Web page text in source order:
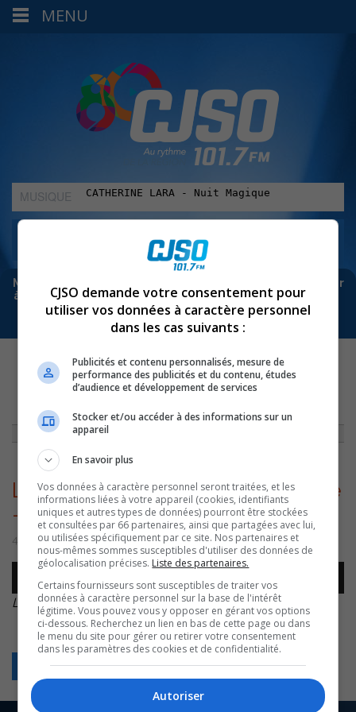
MUSIQUE
:
Meta bloque les infos sur Facebook. Pour ne rien manquer
à Sorel-Tracy et la région, abonne-toi à notre infolettre :
ACTUALITÉS»LE DÉBAT DES CANDIDATS À LA MAIRIE DE
COURNOYER – DÉBAT MAIRIE – 20221104
Laurent Cournoyer – Débat mairie
– 20221104
4 novembre 2022 | Par Sylvain Rochon
Lecteur
audio
Laurent Cournoyer – Débat mairie – 20221104.
Retour
MENU
CJSO demande votre consentement pour
utiliser vos données à caractère personnel
dans les cas suivants :
Publicités et contenu personnalisés, mesure de
performance des publicités et du contenu, études
d’audience et développement de services
Stocker et/ou accéder à des informations sur un
appareil
En savoir plus
Vos données à caractère personnel seront traitées, et les
informations liées à votre appareil (cookies, identifiants
uniques et autres types de données) pourront être stockées
et consultées par 66 partenaires, ainsi que partagées avec lui,
ou utilisées spécifiquement par ce site. Nos partenaires et
nous-mêmes sommes susceptibles d'utiliser des données de
géolocalisation précises. Liste des partenaires.
Certains fournisseurs sont susceptibles de traiter vos
données à caractère personnel sur la base de l'intérêt
légitime. Vous pouvez vous y opposer en gérant vos options
ci-dessous. Recherchez un lien en bas de cette page ou dans
le menu du site pour gérer ou retirer votre consentement
dans les paramètres des cookies et de confidentialité.
Autoriser